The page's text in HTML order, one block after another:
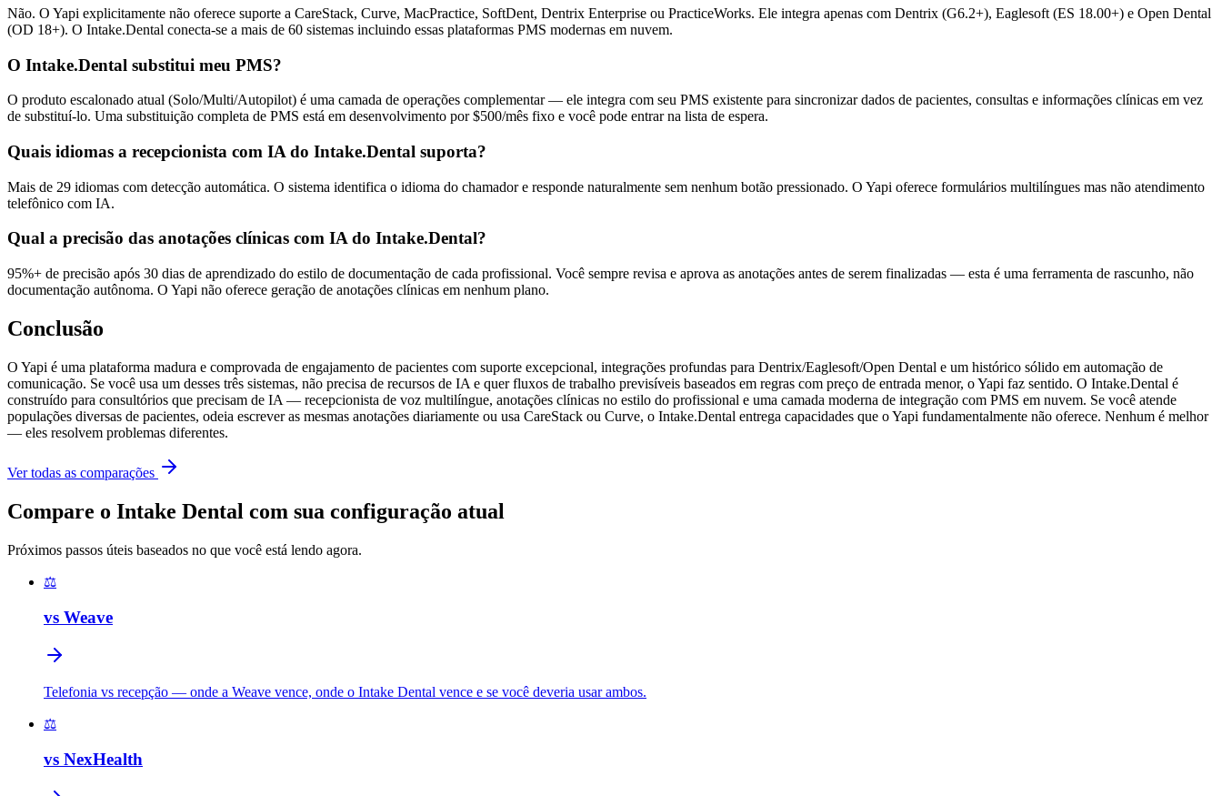
Não. O Yapi explicitamente não oferece suporte a CareStack, Curve, MacPractice, SoftDent, Dentrix Enterprise ou PracticeWorks. Ele integra apenas com Dentrix (G6.2+), Eaglesoft (ES 18.00+) e Open Dental
(OD 18+). O Intake.Dental conecta-se a mais de 60 sistemas incluindo essas plataformas PMS modernas em nuvem.
O Intake.Dental substitui meu PMS?
O produto escalonado atual (Solo/Multi/Autopilot) é uma camada de operações complementar — ele integra com seu PMS existente para sincronizar dados de pacientes, consultas e informações clínicas em vez
de substituí-lo. Uma substituição completa de PMS está em desenvolvimento por $500/mês fixo e você pode entrar na lista de espera.
Quais idiomas a recepcionista com IA do Intake.Dental suporta?
Mais de 29 idiomas com detecção automática. O sistema identifica o idioma do chamador e responde naturalmente sem nenhum botão pressionado. O Yapi oferece formulários multilíngues mas não atendimento
telefônico com IA.
Qual a precisão das anotações clínicas com IA do Intake.Dental?
95%+ de precisão após 30 dias de aprendizado do estilo de documentação de cada profissional. Você sempre revisa e aprova as anotações antes de serem finalizadas — esta é uma ferramenta de rascunho, não
documentação autônoma. O Yapi não oferece geração de anotações clínicas em nenhum plano.
Conclusão
O Yapi é uma plataforma madura e comprovada de engajamento de pacientes com suporte excepcional, integrações profundas para Dentrix/Eaglesoft/Open Dental e um histórico sólido em automação de
comunicação. Se você usa um desses três sistemas, não precisa de recursos de IA e quer fluxos de trabalho previsíveis baseados em regras com preço de entrada menor, o Yapi faz sentido. O Intake.Dental é
construído para consultórios que precisam de IA — recepcionista de voz multilíngue, anotações clínicas no estilo do profissional e uma camada moderna de integração com PMS em nuvem. Se você atende
populações diversas de pacientes, odeia escrever as mesmas anotações diariamente ou usa CareStack ou Curve, o Intake.Dental entrega capacidades que o Yapi fundamentalmente não oferece. Nenhum é melhor
— eles resolvem problemas diferentes.
Ver todas as comparações
Compare o Intake Dental com sua configuração atual
Próximos passos úteis baseados no que você está lendo agora.
⚖️
vs Weave
Telefonia vs recepção — onde a Weave vence, onde o Intake Dental vence e se você deveria usar ambos.
⚖️
vs NexHealth